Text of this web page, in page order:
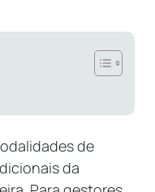
de
da